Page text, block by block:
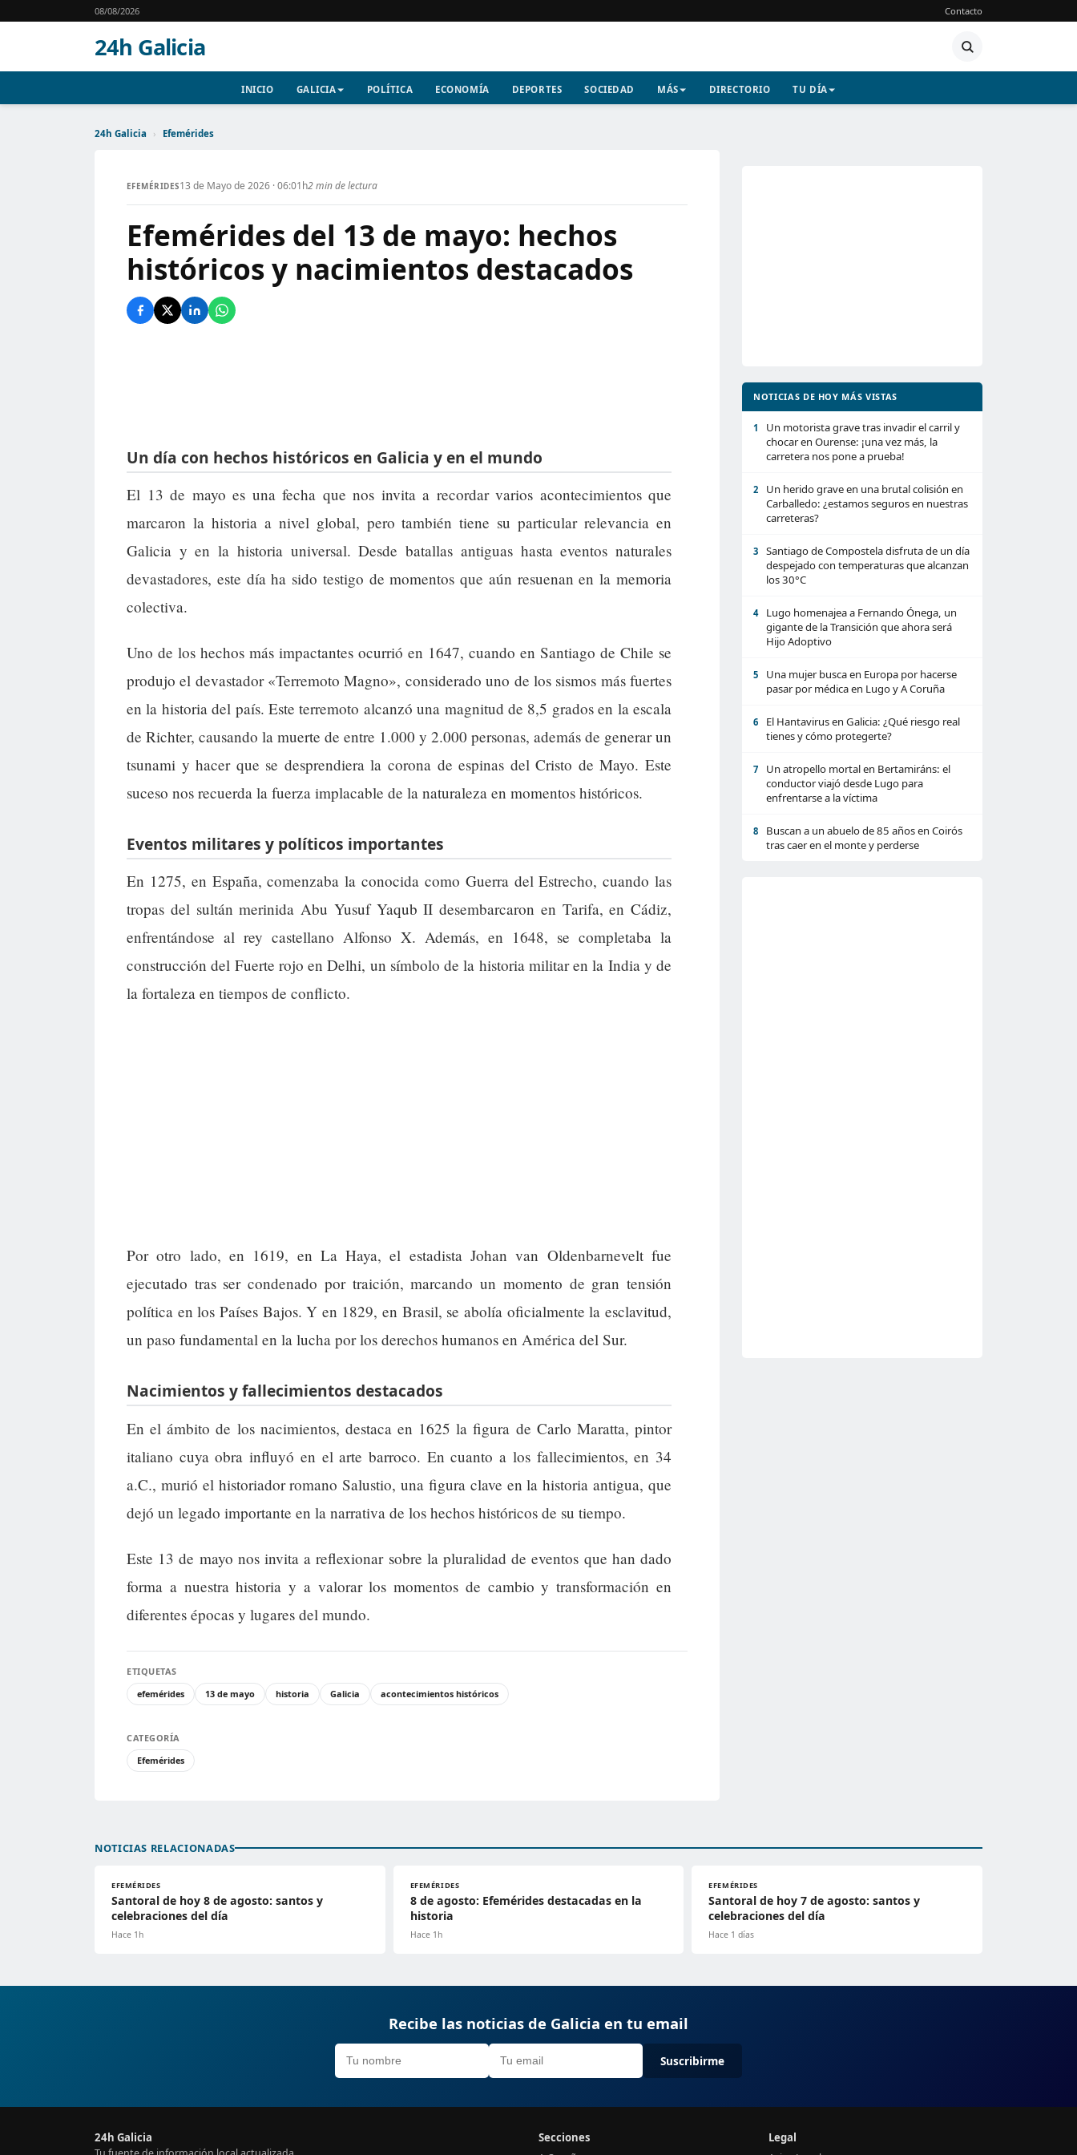
08/08/2026 Contacto
24h Galicia
INICIO GALICIA POLÍTICA ECONOMÍA DEPORTES SOCIEDAD MÁS DIRECTORIO TU DÍA
24h Galicia › Efemérides
EFEMÉRIDES13 de Mayo de 2026 · 06:01h2 min de lectura
Efemérides del 13 de mayo: hechos
históricos y nacimientos destacados
Un día con hechos históricos en Galicia y en el mundo
El 13 de mayo es una fecha que nos invita a recordar varios acontecimientos que
marcaron la historia a nivel global, pero también tiene su particular relevancia en
Galicia y en la historia universal. Desde batallas antiguas hasta eventos naturales
devastadores, este día ha sido testigo de momentos que aún resuenan en la memoria
colectiva.
Uno de los hechos más impactantes ocurrió en 1647, cuando en Santiago de Chile se
produjo el devastador «Terremoto Magno», considerado uno de los sismos más fuertes
en la historia del país. Este terremoto alcanzó una magnitud de 8,5 grados en la escala
de Richter, causando la muerte de entre 1.000 y 2.000 personas, además de generar un
tsunami y hacer que se desprendiera la corona de espinas del Cristo de Mayo. Este
suceso nos recuerda la fuerza implacable de la naturaleza en momentos históricos.
Eventos militares y políticos importantes
En 1275, en España, comenzaba la conocida como Guerra del Estrecho, cuando las
tropas del sultán merinida Abu Yusuf Yaqub II desembarcaron en Tarifa, en Cádiz,
enfrentándose al rey castellano Alfonso X. Además, en 1648, se completaba la
construcción del Fuerte rojo en Delhi, un símbolo de la historia militar en la India y de
la fortaleza en tiempos de conflicto.
Por otro lado, en 1619, en La Haya, el estadista Johan van Oldenbarnevelt fue
ejecutado tras ser condenado por traición, marcando un momento de gran tensión
política en los Países Bajos. Y en 1829, en Brasil, se abolía oficialmente la esclavitud,
un paso fundamental en la lucha por los derechos humanos en América del Sur.
Nacimientos y fallecimientos destacados
En el ámbito de los nacimientos, destaca en 1625 la figura de Carlo Maratta, pintor
italiano cuya obra influyó en el arte barroco. En cuanto a los fallecimientos, en 34
a.C., murió el historiador romano Salustio, una figura clave en la historia antigua, que
dejó un legado importante en la narrativa de los hechos históricos de su tiempo.
Este 13 de mayo nos invita a reflexionar sobre la pluralidad de eventos que han dado
forma a nuestra historia y a valorar los momentos de cambio y transformación en
diferentes épocas y lugares del mundo.
ETIQUETAS
efemérides
13 de mayo historia Galicia acontecimientos históricos
CATEGORÍA
Efemérides
NOTICIAS DE HOY MÁS VISTAS
1
Un motorista grave tras invadir el carril y
chocar en Ourense: ¡una vez más, la
carretera nos pone a prueba!
2
Un herido grave en una brutal colisión en
Carballedo: ¿estamos seguros en nuestras
carreteras?
3
Santiago de Compostela disfruta de un día
despejado con temperaturas que alcanzan
los 30°C
4
Lugo homenajea a Fernando Ónega, un
gigante de la Transición que ahora será
Hijo Adoptivo
5
Una mujer busca en Europa por hacerse
pasar por médica en Lugo y A Coruña
6
El Hantavirus en Galicia: ¿Qué riesgo real
tienes y cómo protegerte?
7
Un atropello mortal en Bertamiráns: el
conductor viajó desde Lugo para
enfrentarse a la víctima
8
Buscan a un abuelo de 85 años en Coirós
tras caer en el monte y perderse
NOTICIAS RELACIONADAS
EFEMÉRIDES
Santoral de hoy 8 de agosto: santos y
celebraciones del día
Hace 1h
EFEMÉRIDES
8 de agosto: Efemérides destacadas en la
historia
Hace 1h
EFEMÉRIDES
Santoral de hoy 7 de agosto: santos y
celebraciones del día
Hace 1 días
Recibe las noticias de Galicia en tu email
Suscribirme
24h Galicia Secciones Legal